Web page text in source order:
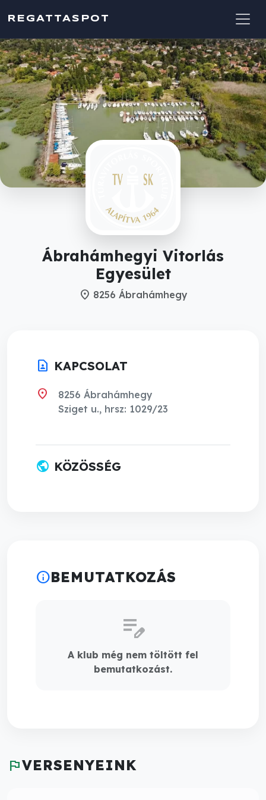
REGATTASPOT
Ábrahámhegyi Vitorlás
Egyesület
location_on 8256 Ábrahámhegy
infoBEMUTATKOZÁS
edit_note
A klub még nem töltött fel
bemutatkozást.
flagVERSENYEINK
contact_page KAPCSOLAT
location_on
8256 Ábrahámhegy
Sziget u., hrsz: 1029/23
public KÖZÖSSÉG